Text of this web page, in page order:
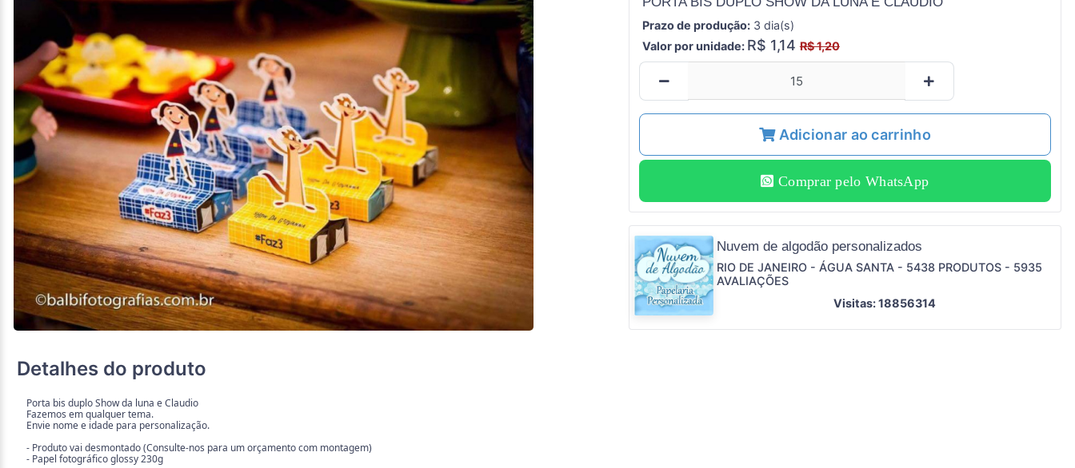
Prazo de produção:3 dia(s)
Valor por unidade: R$ 1,14R$ 1,20
Adicionar ao carrinho
Comprar pelo WhatsApp
Nuvem de algodão personalizados
RIO DE JANEIRO - ÁGUA SANTA - 5438 PRODUTOS - 5935
AVALIAÇÕES
Visitas: 18856314
Detalhes do produto
Porta bis duplo Show da luna e Claudio
Fazemos em qualquer tema.
Envie nome e idade para personalização.
- Produto vai desmontado (Consulte-nos para um orçamento com montagem)
- Papel fotográfico glossy 230g